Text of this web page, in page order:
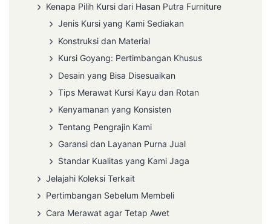
Kenapa Pilih Kursi dari Hasan Putra Furniture
Jenis Kursi yang Kami Sediakan
Konstruksi dan Material
Kursi Goyang: Pertimbangan Khusus
Desain yang Bisa Disesuaikan
Tips Merawat Kursi Kayu dan Rotan
Kenyamanan yang Konsisten
Tentang Pengrajin Kami
Garansi dan Layanan Purna Jual
Standar Kualitas yang Kami Jaga
Jelajahi Koleksi Terkait
Pertimbangan Sebelum Membeli
Cara Merawat agar Tetap Awet